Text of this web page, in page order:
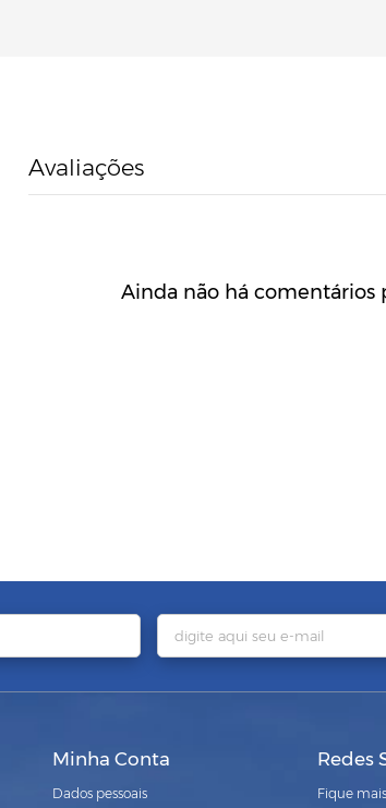
Avaliações
Ainda não há comentários
Minha Conta
Dados pessoais
Redes
Fique